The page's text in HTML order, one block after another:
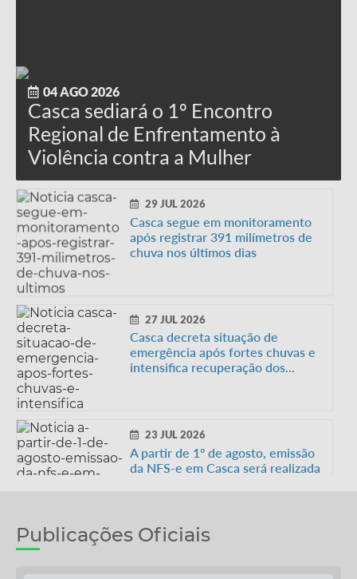
04 AGO 2026
Casca sediará o 1º Encontro
Regional de Enfrentamento à
Violência contra a Mulher
29 JUL 2026
Casca segue em monitoramento
após registrar 391 milímetros de
chuva nos últimos dias
27 JUL 2026
Casca decreta situação de
emergência após fortes chuvas e
intensifica recuperação dos...
23 JUL 2026
A partir de 1º de agosto, emissão
da NFS-e em Casca será realizada
Publicações Oficiais